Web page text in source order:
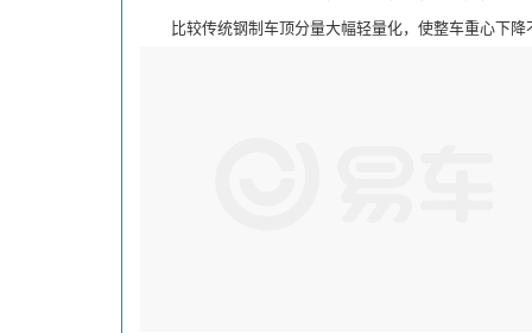
比较传统钢制车顶分量大幅轻量化，使整车重心下降